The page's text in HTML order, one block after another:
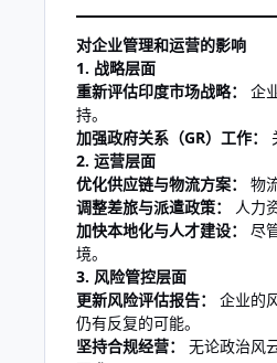
对企业管理和运营的影响
1. 战略层面
重新评估印度市场战略：
企
持。
加强政府关系（GR）工作：
2. 运营层面
优化供应链与物流方案：
物
调整差旅与派遣政策：
人力
加快本地化与人才建设：
尽
境。
3. 风险管控层面
更新风险评估报告：
企业的
仍有反复的可能。
坚持合规经营：
无论政治风